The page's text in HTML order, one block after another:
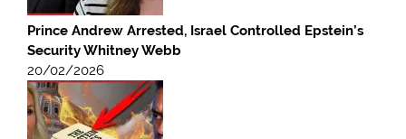
Prince Andrew Arrested, Israel Controlled Epstein’s
Security Whitney Webb
20/02/2026